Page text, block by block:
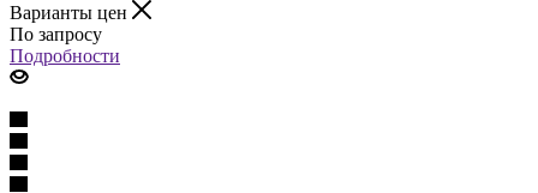
Варианты цен
По запросу
Подробности